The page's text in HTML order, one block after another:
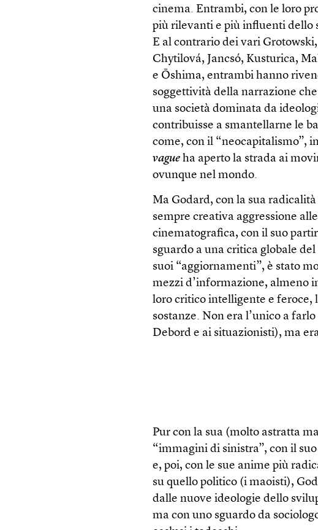
cinema. Entrambi, con le loro
più rilevanti e più influenti dello
E al contrario dei vari
Chytilová, Jancsó, Kusturica,
e Ōshima, entrambi hanno
soggettività della narrazione
una società dominata da
contribuisse a smantellarne le
come, con il “neocapitalismo”,
vague ha aperto la strada ai
ovunque nel mondo.
Ma Godard, con la sua
sempre creativa aggressione
cinematografica, con il suo
sguardo a una critica globale
suoi “aggiornamenti”, è stato
mezzi d’informazione, almeno
loro critico intelligente e feroce,
sostanze. Non era l’unico a
Debord e ai situazionisti), ma
Pur con la sua (molto astratta
“immagini di sinistra”, con il
e, poi, con le sue anime più
su quello politico (i maoisti),
dalle nuove ideologie dello
ma con uno sguardo da